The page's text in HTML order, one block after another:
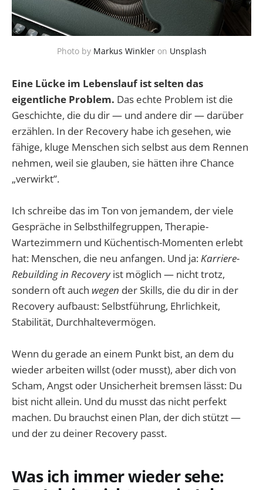
Photo by Markus Winkleron Unsplash
Eine Lücke im Lebenslauf ist selten das
eigentliche Problem. Das echte Problem ist die
Geschichte, die du dir — und andere dir — darüber
erzählen. In der Recovery habe ich gesehen, wie
fähige, kluge Menschen sich selbst aus dem Rennen
nehmen, weil sie glauben, sie hätten ihre Chance
„verwirkt”.
Ich schreibe das im Ton von jemandem, der viele
Gespräche in Selbsthilfegruppen, Therapie-
Wartezimmern und Küchentisch-Momenten erlebt
hat: Menschen, die neu anfangen. Und ja:Karriere-
Rebuilding in Recoveryist möglich — nicht trotz,
sondern oft auch wegen der Skills, die du dir in der
Recovery aufbaust: Selbstführung, Ehrlichkeit,
Stabilität, Durchhaltevermögen.
Wenn du gerade an einem Punkt bist, an dem du
wieder arbeiten willst (oder musst), aber dich von
Scham, Angst oder Unsicherheit bremsen lässt: Du
bist nicht allein. Und du musst das nicht perfekt
machen. Du brauchst einen Plan, der dich stützt —
und der zu deiner Recovery passt.
Was ich immer wieder sehe: